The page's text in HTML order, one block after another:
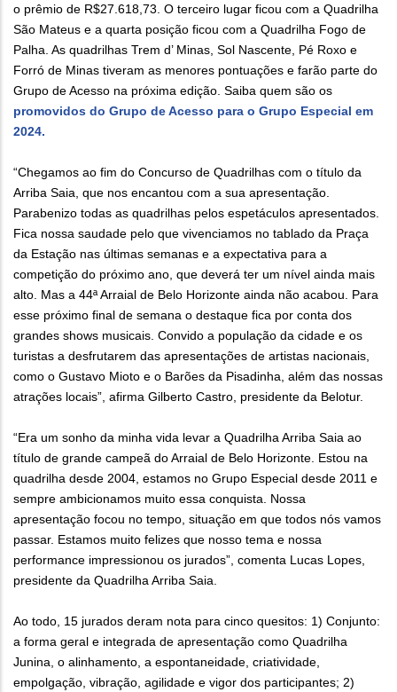
o prêmio de R$27.618,73. O terceiro lugar ficou com a Quadrilha
São Mateus e a quarta posição ficou com a Quadrilha Fogo de
Palha. As quadrilhas Trem d’ Minas, Sol Nascente, Pé Roxo e
Forró de Minas tiveram as menores pontuações e farão parte do
Grupo de Acesso na próxima edição. Saiba quem são os
promovidos do Grupo de Acesso para o Grupo Especial em
2024.
“Chegamos ao fim do Concurso de Quadrilhas com o título da
Arriba Saia, que nos encantou com a sua apresentação.
Parabenizo todas as quadrilhas pelos espetáculos apresentados.
Fica nossa saudade pelo que vivenciamos no tablado da Praça
da Estação nas últimas semanas e a expectativa para a
competição do próximo ano, que deverá ter um nível ainda mais
alto. Mas a 44ª Arraial de Belo Horizonte ainda não acabou. Para
esse próximo final de semana o destaque fica por conta dos
grandes shows musicais. Convido a população da cidade e os
turistas a desfrutarem das apresentações de artistas nacionais,
como o Gustavo Mioto e o Barões da Pisadinha, além das nossas
atrações locais”, afirma Gilberto Castro, presidente da Belotur.
“Era um sonho da minha vida levar a Quadrilha Arriba Saia ao
título de grande campeã do Arraial de Belo Horizonte. Estou na
quadrilha desde 2004, estamos no Grupo Especial desde 2011 e
sempre ambicionamos muito essa conquista. Nossa
apresentação focou no tempo, situação em que todos nós vamos
passar. Estamos muito felizes que nosso tema e nossa
performance impressionou os jurados”, comenta Lucas Lopes,
presidente da Quadrilha Arriba Saia.
Ao todo, 15 jurados deram nota para cinco quesitos: 1) Conjunto:
a forma geral e integrada de apresentação como Quadrilha
Junina, o alinhamento, a espontaneidade, criatividade,
empolgação, vibração, agilidade e vigor dos participantes; 2)